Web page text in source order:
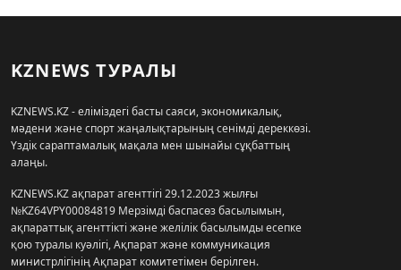
KZNEWS ТУРАЛЫ
KZNEWS.KZ - еліміздегі басты саяси, экономикалық,
мәдени және спорт жаңалықтарының сенімді дереккөзі.
Үздік сараптамалық мақала мен шынайы сұқбаттың
алаңы.
KZNEWS.KZ ақпарат агенттігі 29.12.2023 жылғы
№KZ64VPY00084819 Мерзімді баспасөз басылымын,
ақпараттық агенттікті және желілік басылымды есепке
қою туралы куәлігі, Ақпарат және коммуникация
министрлігінің Ақпарат комитетімен берілген.